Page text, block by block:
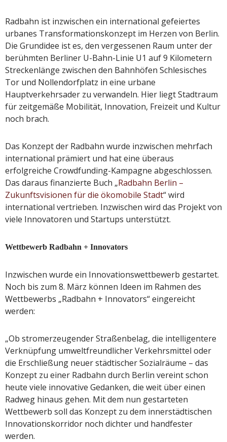
Radbahn ist inzwischen ein international gefeiertes
urbanes Transformationskonzept im Herzen von Berlin.
Die Grundidee ist es, den vergessenen Raum unter der
berühmten Berliner U-Bahn-Linie U1 auf 9 Kilometern
Streckenlänge zwischen den Bahnhöfen Schlesisches
Tor und Nollendorfplatz in eine urbane
Hauptverkehrsader zu verwandeln. Hier liegt Stadtraum
für zeitgemäße Mobilität, Innovation, Freizeit und Kultur
noch brach.
Das Konzept der Radbahn wurde inzwischen mehrfach
international prämiert und hat eine überaus
erfolgreiche Crowdfunding-Kampagne abgeschlossen.
Das daraus finanzierte Buch „Radbahn Berlin –
Zukunftsvisionen für die ökomobile Stadt“ wird
international vertrieben. Inzwischen wird das Projekt von
viele Innovatoren und Startups unterstützt.
Wettbewerb Radbahn + Innovators
Inzwischen wurde ein Innovationswettbewerb gestartet.
Noch bis zum 8. März können Ideen im Rahmen des
Wettbewerbs „Radbahn + Innovators“ eingereicht
werden:
„Ob stromerzeugender Straßenbelag, die intelligentere
Verknüpfung umweltfreundlicher Verkehrsmittel oder
die Erschließung neuer städtischer Sozialräume – das
Konzept zu einer Radbahn durch Berlin vereint schon
heute viele innovative Gedanken, die weit über einen
Radweg hinaus gehen. Mit dem nun gestarteten
Wettbewerb soll das Konzept zu dem innerstädtischen
Innovationskorridor noch dichter und handfester
werden.